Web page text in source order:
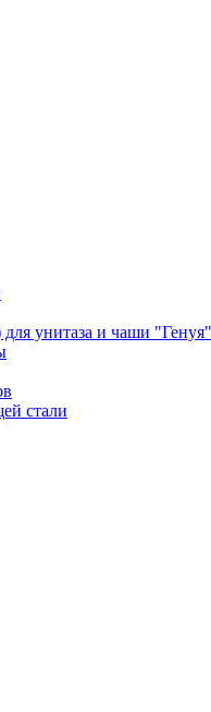
унитаза и чаши "Генуя"
стали